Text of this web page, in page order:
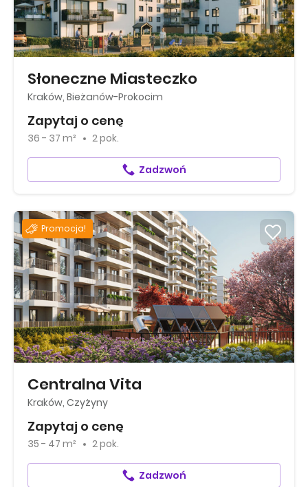
Słoneczne Miasteczko
Kraków, Bieżanów-Prokocim
Zapytaj o cenę
36 - 37 m² 2 pok.
Zadzwoń
Promocja!
Centralna Vita
Kraków, Czyżyny
Zapytaj o cenę
35 - 47 m² 2 pok.
Zadzwoń